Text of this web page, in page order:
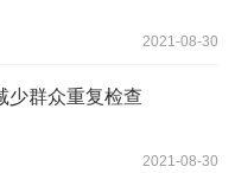
2021-08-30
少群众重复检查
2021-08-30